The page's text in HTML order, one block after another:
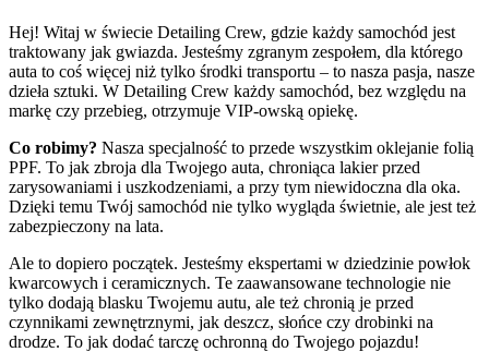
Hej! Witaj w świecie Detailing Crew, gdzie każdy samochód jest
traktowany jak gwiazda. Jesteśmy zgranym zespołem, dla którego
auta to coś więcej niż tylko środki transportu – to nasza pasja, nasze
dzieła sztuki. W Detailing Crew każdy samochód, bez względu na
markę czy przebieg, otrzymuje VIP-owską opiekę.
Co robimy? Nasza specjalność to przede wszystkim oklejanie folią
PPF. To jak zbroja dla Twojego auta, chroniąca lakier przed
zarysowaniami i uszkodzeniami, a przy tym niewidoczna dla oka.
Dzięki temu Twój samochód nie tylko wygląda świetnie, ale jest też
zabezpieczony na lata.
Ale to dopiero początek. Jesteśmy ekspertami w dziedzinie powłok
kwarcowych i ceramicznych. Te zaawansowane technologie nie
tylko dodają blasku Twojemu autu, ale też chronią je przed
czynnikami zewnętrznymi, jak deszcz, słońce czy drobinki na
drodze. To jak dodać tarczę ochronną do Twojego pojazdu!